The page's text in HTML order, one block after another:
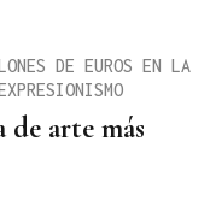
arte más
DE EUROS EN LA